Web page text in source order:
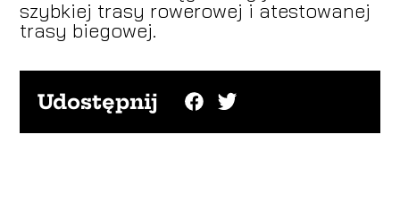
szybkiej trasy rowerowej i atestowanej
trasy biegowej.
Udostępnij